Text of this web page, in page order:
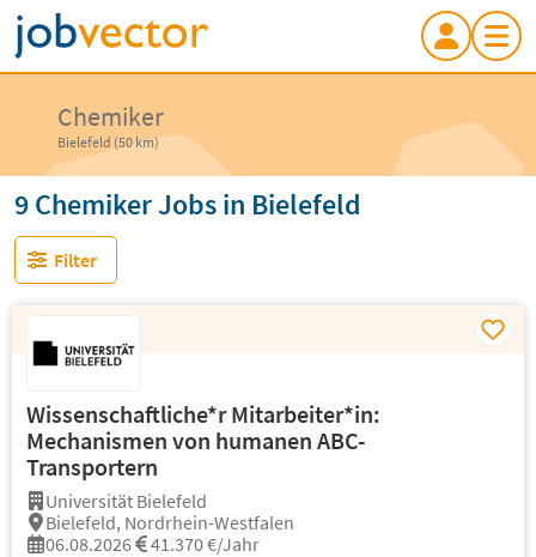
Chemiker
Bielefeld (50 km)
9 Chemiker Jobs in Bielefeld
Filter
Wissenschaftliche*r Mitarbeiter*in:
Mechanismen von humanen ABC-
Transportern
Universität Bielefeld
Bielefeld, Nordrhein-Westfalen
06.08.2026
41.370 €/Jahr